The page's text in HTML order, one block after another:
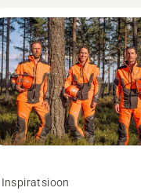
Inspiratsioon